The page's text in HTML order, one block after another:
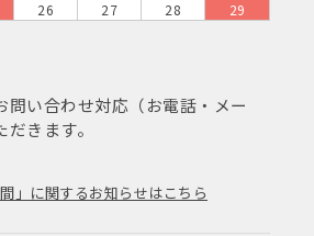
26 27 28
29
問い合わせ対応（お電話・メー
きます。
」に関するお知らせはこちら